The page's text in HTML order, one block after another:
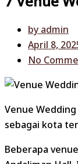
by admin
April 8,
No
Venue
sebagai kota
Beberapa